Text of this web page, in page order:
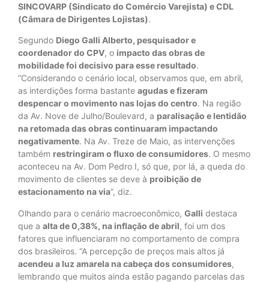
SINCOVARP (Sindicato do Comércio Varejista) e CDL
(Câmara de Dirigentes Lojistas).
Segundo Diego Galli Alberto, pesquisador e
coordenador do CPV, o impacto das obras de
mobilidade foi decisivo para esse resultado.
“Considerando o cenário local, observamos que, em abril,
as interdições forma bastante agudas e fizeram
despencar o movimento nas lojas do centro. Na região
da Av. Nove de Julho/Boulevard, a paralisação e lentidão
na retomada das obras continuaram impactando
negativamente. Na Av. Treze de Maio, as intervenções
também restringiram o fluxo de consumidores. O mesmo
aconteceu na Av. Dom Pedro I, só que, por lá, a queda do
movimento de clientes se deve à proibição de
estacionamento na via”, diz.
Olhando para o cenário macroeconômico, Galli destaca
que a alta de 0,38%, na inflação de abril, foi um dos
fatores que influenciaram no comportamento de compra
dos brasileiros. “A percepção de preços mais altos já
acendeu a luz amarela na cabeça dos consumidores,
lembrando que muitos ainda estão pagando parcelas das